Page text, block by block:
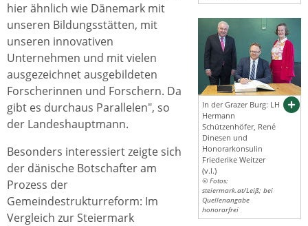
In der Grazer Burg: LH
Hermann
Schützenhöfer, René
Dinesen und
Honorarkonsulin
Friederike Weitzer
(v.l.)
© Fotos:
steiermark.at/Leiß; bei
Quellenangabe
honorarfrei
hier ähnlich wie Dänemark mit
unseren Bildungsstätten, mit
unseren innovativen
Unternehmen und mit vielen
ausgezeichnet ausgebildeten
Forscherinnen und Forschern. Da
gibt es durchaus Parallelen", so
der Landeshauptmann.
Besonders interessiert zeigte sich
der dänische Botschafter am
Prozess der
Gemeindestrukturreform: Im
Vergleich zur Steiermark